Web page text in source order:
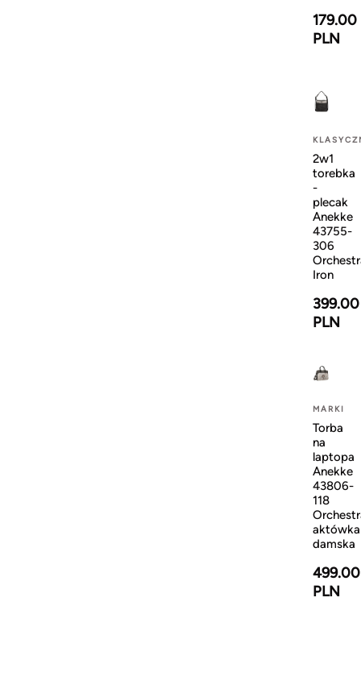
179.00
PLN
2w1
torebka
-
plecak
Anekke
43755-
306
Iron
399.00
PLN
MARKI
Torba
na
laptopa
Anekke
43806-
118
aktówka
damska
499.00
PLN